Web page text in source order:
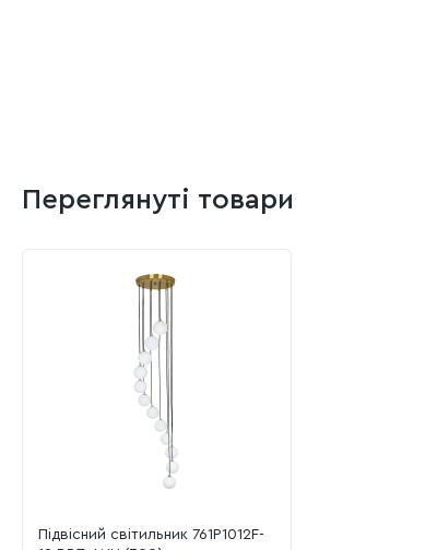
Переглянуті товари
Підвісний світильник 761P1012F-